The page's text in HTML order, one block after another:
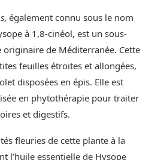
, également connu sous le nom
à 1,8-cinéol, est un sous-
de Méditerranée. Cette
feuilles étroites et allongées,
disposées en épis. Elle est
en phytothérapie pour traiter
et digestifs.
fleuries de cette plante à la
l’huile essentielle de Hysope